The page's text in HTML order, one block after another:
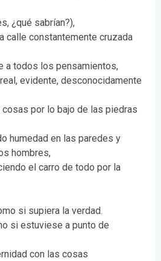
¿qué sabrían?),
calle constantemente cruzada
a todos los pensamientos,
evidente, desconocidamente
por lo bajo de las piedras
humedad en las paredes y
hombres,
el carro de todo por la
si supiera la verdad.
si estuviese a punto de
con las cosas